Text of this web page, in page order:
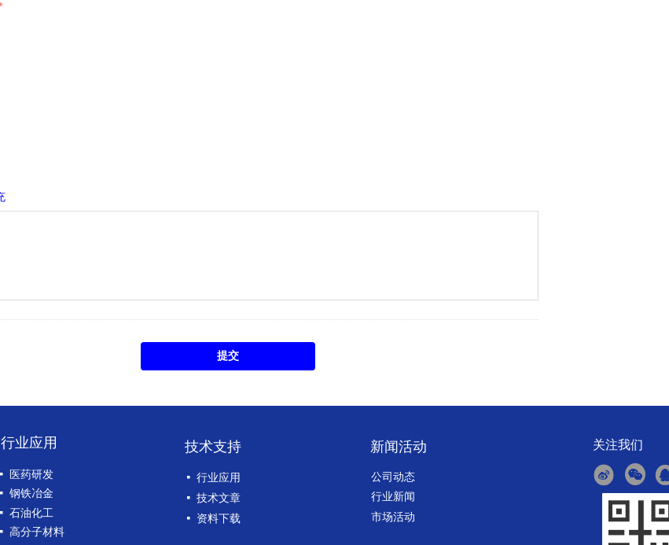
提交
关注我们
行业应用
넷 医药研发
넷 钢铁冶金
넷 石油化工
넷 高分子材料
넷 行业应用
넷 技术文章
넷 资料下载
技术支持 新闻活动
公司动态
行业新闻
市场活动